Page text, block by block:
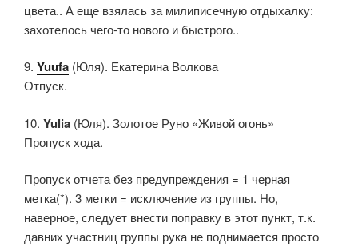
цвета.. А еще взялась за милиписечную отдыхалку:
захотелось чего-то нового и быстрого..
9. Yuufa (Юля). Екатерина Волкова
Отпуск.
10. Yulia (Юля). Золотое Руно «Живой огонь»
Пропуск хода.
Пропуск отчета без предупреждения = 1 черная
метка(*). 3 метки = исключение из группы. Но,
наверное, следует внести поправку в этот пункт, т.к.
давних участниц группы рука не поднимается просто